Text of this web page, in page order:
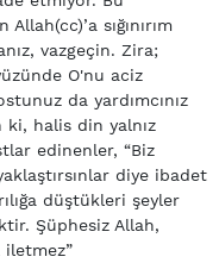
sığınırım
vazgeçin. Zira;
O'nu aciz
da yardımcınız
halis din yalnız
edinenler, “Biz
diye ibadet
düştükleri şeyler
Şüphesiz Allah,
iletmez”